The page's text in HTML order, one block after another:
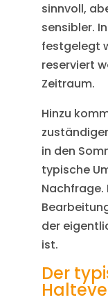
sinnvoll,
sensibler.
festgelegt
reserviert
Zeitraum.
Hinzu
in den
typische
Nachfrage.
der
ist.
Der